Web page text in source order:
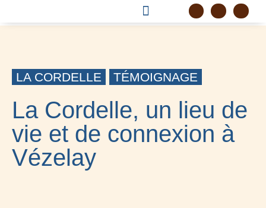
LA CORDELLE TÉMOIGNAGE
La Cordelle, un lieu de
vie et de connexion à
Vézelay